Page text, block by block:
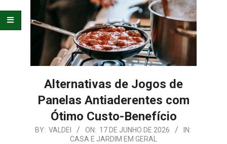
ORGANIZAÇÃO
Alternativas de Jogos de
Panelas Antiaderentes com
Ótimo Custo-Benefício
2026-
BY: VALDEI ON: 17 DE JUNHO DE 2026
IN:
CASA E JARDIM EM GERAL